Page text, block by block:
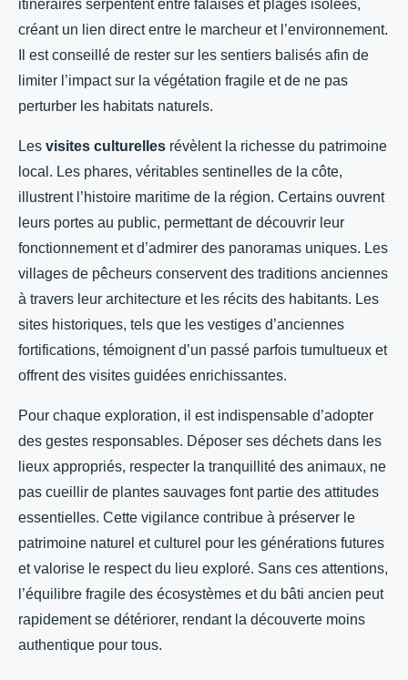
itinéraires serpentent entre falaises et plages isolées,
créant un lien direct entre le marcheur et l’environnement.
Il est conseillé de rester sur les sentiers balisés afin de
limiter l’impact sur la végétation fragile et de ne pas
perturber les habitats naturels.
Les visites culturelles révèlent la richesse du patrimoine
local. Les phares, véritables sentinelles de la côte,
illustrent l’histoire maritime de la région. Certains ouvrent
leurs portes au public, permettant de découvrir leur
fonctionnement et d’admirer des panoramas uniques. Les
villages de pêcheurs conservent des traditions anciennes
à travers leur architecture et les récits des habitants. Les
sites historiques, tels que les vestiges d’anciennes
fortifications, témoignent d’un passé parfois tumultueux et
offrent des visites guidées enrichissantes.
Pour chaque exploration, il est indispensable d’adopter
des gestes responsables. Déposer ses déchets dans les
lieux appropriés, respecter la tranquillité des animaux, ne
pas cueillir de plantes sauvages font partie des attitudes
essentielles. Cette vigilance contribue à préserver le
patrimoine naturel et culturel pour les générations futures
et valorise le respect du lieu exploré. Sans ces attentions,
l’équilibre fragile des écosystèmes et du bâti ancien peut
rapidement se détériorer, rendant la découverte moins
authentique pour tous.